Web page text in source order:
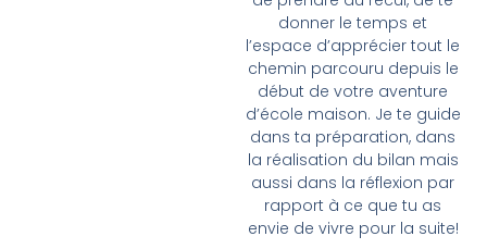
donner le temps et
l’espace d’apprécier tout le
chemin parcouru depuis le
début de votre aventure
d’école maison. Je te guide
dans ta préparation, dans
la réalisation du bilan mais
aussi dans la réflexion par
rapport à ce que tu as
envie de vivre pour la suite!